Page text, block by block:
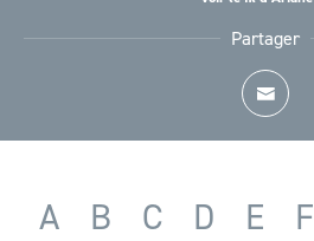
Partager
A B C D E F